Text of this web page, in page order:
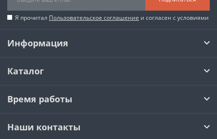
Я прочитал Пользовательское соглашение и согласен с условиями
Информация
Каталог
Время работы
Наши контакты